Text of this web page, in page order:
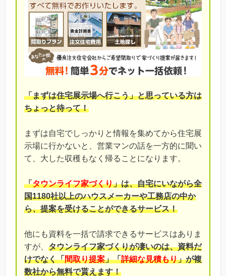
「まずは住宅展示場へ行こう」と思っている方は
ちょっと待って！
まずは自宅でしっかりと情報を集めてから住宅展
示場に行かないと、営業マンの話を一方的に聞い
て、大した収穫もなく帰ることになります。
「タウンライフ家づくり」は、自宅にいながら全
国1180社以上のハウスメーカーや工務店の中か
ら、提案を受けることができるサービス！
他にも資料を一括で請求できるサービスはありま
すが、 タウンライフ家づくりが凄いのは、資料だ
けでなく「間取り提案」「詳細な見積もり」が複
数社から無料で貰えます！